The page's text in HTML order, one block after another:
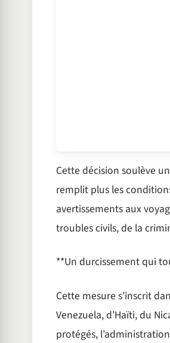
Cette décision soulève
remplit plus les
avertissements aux
troubles civils, de la
**Un durcissement qui
Cette mesure s’inscrit
Venezuela, d’Haïti, du
protégés,